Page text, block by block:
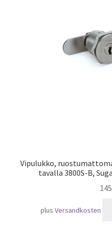
Vipulukko,
tavalla 3800S-B,
plusVersandkosten